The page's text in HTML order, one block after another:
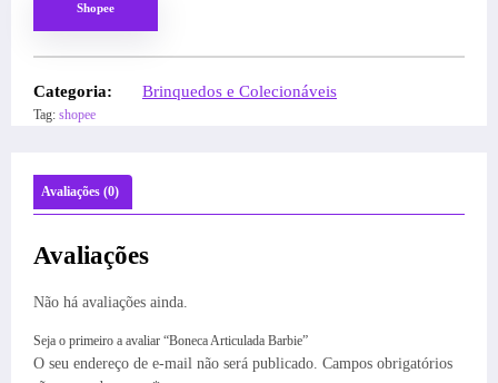
Shopee
Categoria: Brinquedos e Colecionáveis
Tag: shopee
Avaliações (0)
Avaliações
Não há avaliações ainda.
Seja o primeiro a avaliar “Boneca Articulada Barbie”
O seu endereço de e-mail não será publicado. Campos obrigatórios